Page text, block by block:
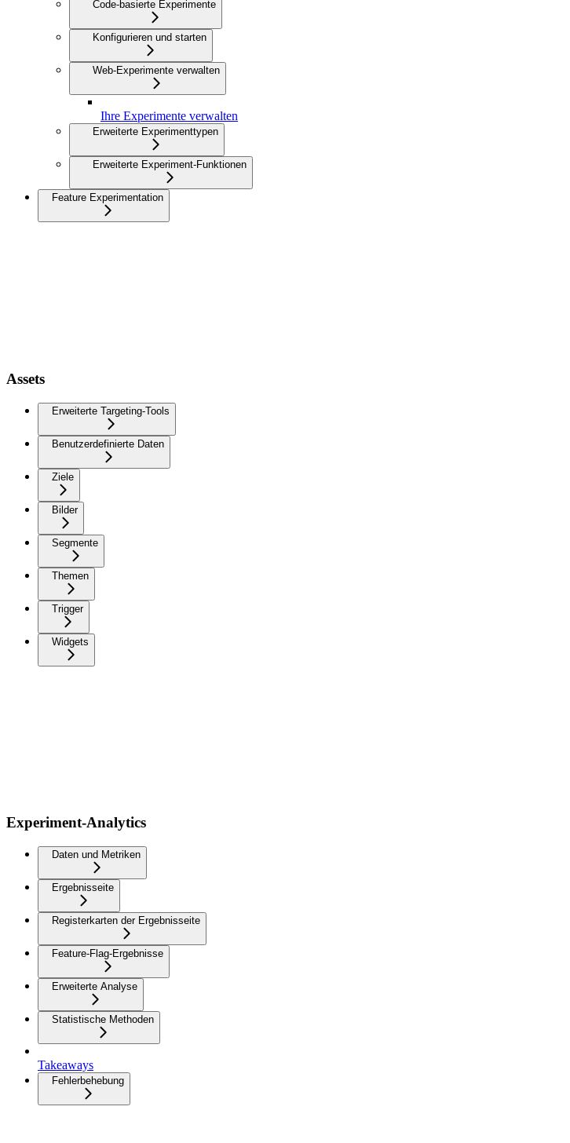
Code-basierte Experimente
Konfigurieren und starten
Web-Experimente verwalten
Ihre Experimente verwalten
Erweiterte Experimenttypen
Erweiterte Experiment-Funktionen
Feature Experimentation
Assets
Erweiterte Targeting-Tools
Benutzerdefinierte Daten
Ziele
Bilder
Segmente
Themen
Trigger
Widgets
Experiment-Analytics
Daten und Metriken
Ergebnisseite
Registerkarten der Ergebnisseite
Feature-Flag-Ergebnisse
Erweiterte Analyse
Statistische Methoden
Takeaways
Fehlerbehebung